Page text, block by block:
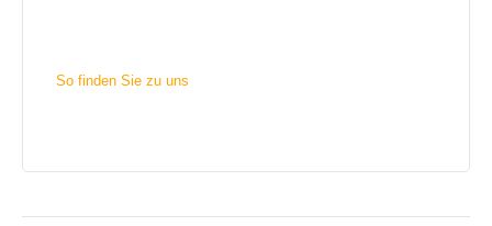
So finden Sie zu uns